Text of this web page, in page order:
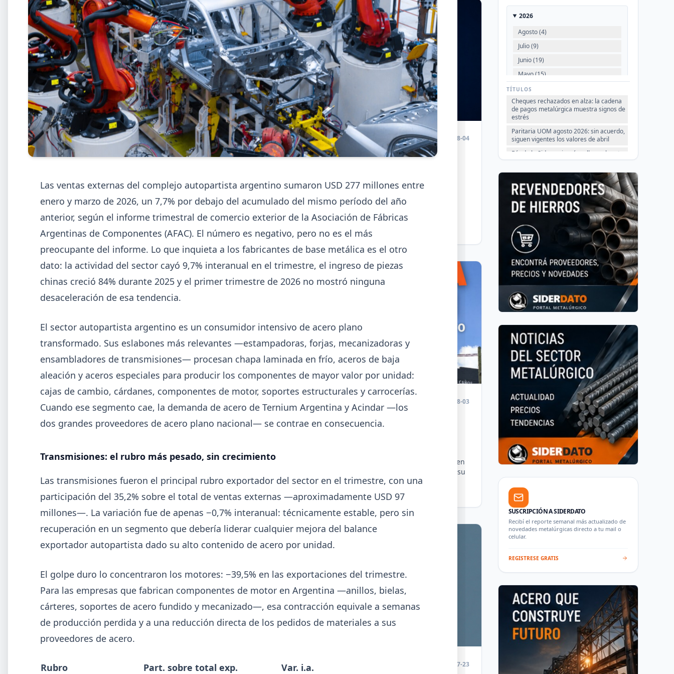
GENERAL 2026-08-07
Cheques rechazados en alza: la cadena
de estrés
Junio fue el tercer peor mes en cheques rechazados en
casi seis años. El caso Metalfor expone la tensión que
crece en la cadena de pagos metalúrgica.
UOM 2026-08-04
Paritaria UOM agosto 2026: sin
de abril
UOM y cámaras metalúrgicas no cerraron la paritaria.
Agosto se liquida con los valores de abril: IMGR
$1.036.390.
Día de la Siderurgia: cómo llega el
sector al aniversario 78 del legado de
El 31 de julio la industria del acero recordó a Manuel
recuperación parcial y un mercado que se reordena
hacia la minería y la energía.
2026-08-03
Perfiles.com.ar abrió su tercera
La distribuidora siderometalúrgica, fundada en 1974 en
San Fernando, sumó un local sobre Av. Andrés Rolón, su
primer punto de venta en San Isidro.
ADIMRA 2026-07-28 ACERO 2026-07-23
2026
Agosto (4)
Julio (9)
Junio (19)
Mayo (15)
Abril (16)
Marzo (6)
Febrero (4)
Enero (2)
VER TODO
TÍTULOS
Cheques rechazados en alza: la cadena
de pagos metalúrgica muestra signos de
estrés
Paritaria UOM agosto 2026: sin acuerdo,
siguen vigentes los valores de abril
Día de la Siderurgia: cómo llega el sector
al aniversario 78 del legado de Savio
Perfiles.com.ar abrió su tercera sucursal
en zona norte: llegó a San Isidro
Informe ADIMRA junio 2026: la
producción metalúrgica cayó 4,6%
Producción Mundial de Acero – Junio
2026
SUSCRIPCIÓN A SIDERDATO
Recibí el reporte semanal más actualizado de
novedades metalúrgicas directo a tu mail o
celular.
REGISTRESE GRATIS
Las ventas externas del complejo autopartista argentino sumaron USD 277 millones entre
enero y marzo de 2026, un 7,7% por debajo del acumulado del mismo período del año
anterior, según el informe trimestral de comercio exterior de la Asociación de Fábricas
Argentinas de Componentes (AFAC). El número es negativo, pero no es el más
preocupante del informe. Lo que inquieta a los fabricantes de base metálica es el otro
dato: la actividad del sector cayó 9,7% interanual en el trimestre, el ingreso de piezas
chinas creció 84% durante 2025 y el primer trimestre de 2026 no mostró ninguna
desaceleración de esa tendencia.
El sector autopartista argentino es un consumidor intensivo de acero plano
transformado. Sus eslabones más relevantes —estampadoras, forjas, mecanizadoras y
ensambladores de transmisiones— procesan chapa laminada en frío, aceros de baja
aleación y aceros especiales para producir los componentes de mayor valor por unidad:
cajas de cambio, cárdanes, componentes de motor, soportes estructurales y carrocerías.
Cuando ese segmento cae, la demanda de acero de Ternium Argentina y Acindar —los
dos grandes proveedores de acero plano nacional— se contrae en consecuencia.
Transmisiones: el rubro más pesado, sin crecimiento
Las transmisiones fueron el principal rubro exportador del sector en el trimestre, con una
participación del 35,2% sobre el total de ventas externas —aproximadamente USD 97
millones—. La variación fue de apenas −0,7% interanual: técnicamente estable, pero sin
recuperación en un segmento que debería liderar cualquier mejora del balance
exportador autopartista dado su alto contenido de acero por unidad.
El golpe duro lo concentraron los motores: −39,5% en las exportaciones del trimestre.
Para las empresas que fabrican componentes de motor en Argentina —anillos, bielas,
cárteres, soportes de acero fundido y mecanizado—, esa contracción equivale a semanas
de producción perdida y a una reducción directa de los pedidos de materiales a sus
proveedores de acero.
Rubro Part. sobre total exp.
Var. i.a.